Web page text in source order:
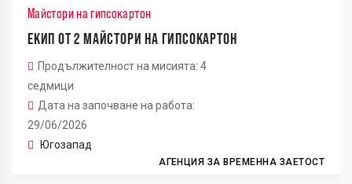
Майстори на гипсокартон
ЕКИП ОТ 2 МАЙСТОРИ НА ГИПСОКАРТОН
Продължителност на мисията: 4
седмици
Дата на започване на работа:
29/06/2026
Югозапад
АГЕНЦИЯ ЗА ВРЕМЕННА ЗАЕТОСТ